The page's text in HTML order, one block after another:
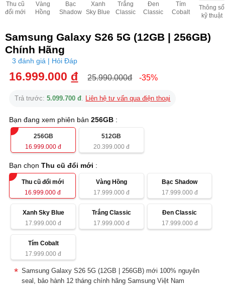
Thu cũ
đổi mới
Vàng
Hồng
Bạc
Shadow
Xanh
Sky Blue
Trắng
Classic
Đen
Classic
Tím
Cobalt
Thông số
kỹ thuật
Samsung Galaxy S26 5G (12GB | 256GB)
Chính Hãng
3 đánh giá | Hỏi Đáp
16.999.000 đ 25.990.000đ -35%
Trả trước:5.099.700 đ. Liên hệ tư vấn qua điện thoại
Bạn đang xem phiên bản256GB :
256GB
16.999.000 đ
512GB
20.399.000đ
Bạn chọnThu cũ đổi mới :
Thu cũ đổi mới
16.999.000đ
Vàng Hồng
17.999.000đ
Bạc Shadow
17.999.000đ
Xanh Sky Blue
17.999.000 đ
Trắng Classic
17.999.000đ
Đen Classic
17.999.000đ
Tím Cobalt
17.999.000 đ
Samsung Galaxy S26 5G (12GB | 256GB) mới 100% nguyên
seal, bảo hành 12 tháng chính hãng Samsung Việt Nam